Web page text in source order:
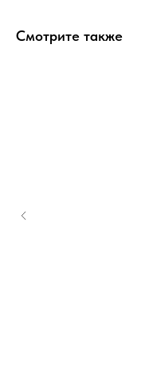
Смотрите также